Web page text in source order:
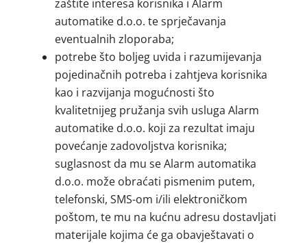
zaštite interesa korisnika i Alarm
automatike d.o.o. te sprječavanja
eventualnih zloporaba;
potrebe što boljeg uvida i razumijevanja
pojedinačnih potreba i zahtjeva korisnika
kao i razvijanja mogućnosti što
kvalitetnijeg pružanja svih usluga Alarm
automatike d.o.o. koji za rezultat imaju
povećanje zadovoljstva korisnika;
suglasnost da mu se Alarm automatika
d.o.o. može obraćati pismenim putem,
telefonski, SMS-om i/ili elektroničkom
poštom, te mu na kućnu adresu dostavljati
materijale kojima će ga obavještavati o